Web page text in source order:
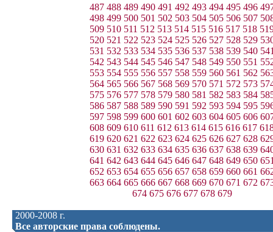
487 488 489 490 491 492 493 494 495 496
498 499 500 501 502 503 504 505 506 507
509 510 511 512 513 514 515 516 517 518
520 521 522 523 524 525 526 527 528 529
531 532 533 534 535 536 537 538 539 540
542 543 544 545 546 547 548 549 550 551
553 554 555 556 557 558 559 560 561 562
564 565 566 567 568 569 570 571 572 573
575 576 577 578 579 580 581 582 583 584
586 587 588 589 590 591 592 593 594 595
597 598 599 600 601 602 603 604 605 606
608 609 610 611 612 613 614 615 616 617
619 620 621 622 623 624 625 626 627 628
630 631 632 633 634 635 636 637 638 639
641 642 643 644 645 646 647 648 649 650
652 653 654 655 656 657 658 659 660 661
663 664 665 666 667 668 669 670 671 672
674 675 676 677 678 679
2000-2008 г.
Все авторские права соблюдены.